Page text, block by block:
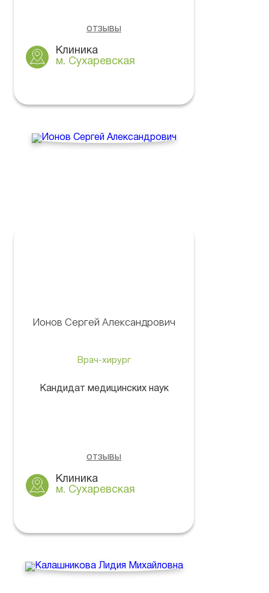
отзывы
Клиника
м. Сухаревская
Ионов Сергей Александрович
Врач-хирург
Кандидат медицинских наук
отзывы
Клиника
м. Сухаревская